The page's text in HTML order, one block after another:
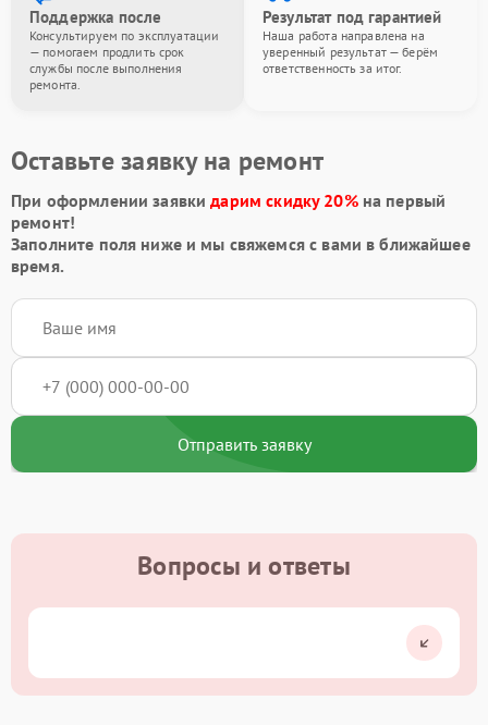
Поддержка после
Консультируем по эксплуатации
— помогаем продлить срок
службы после выполнения
ремонта.
Результат под гарантией
Наша работа направлена на
уверенный результат — берём
ответственность за итог.
Оставьте заявку на ремонт
При оформлении заявкидарим скидку 20%на первый
ремонт!
Заполните поля ниже и мы свяжемся с вами в ближайшее
время.
Отправить заявку
Вопросы и ответы